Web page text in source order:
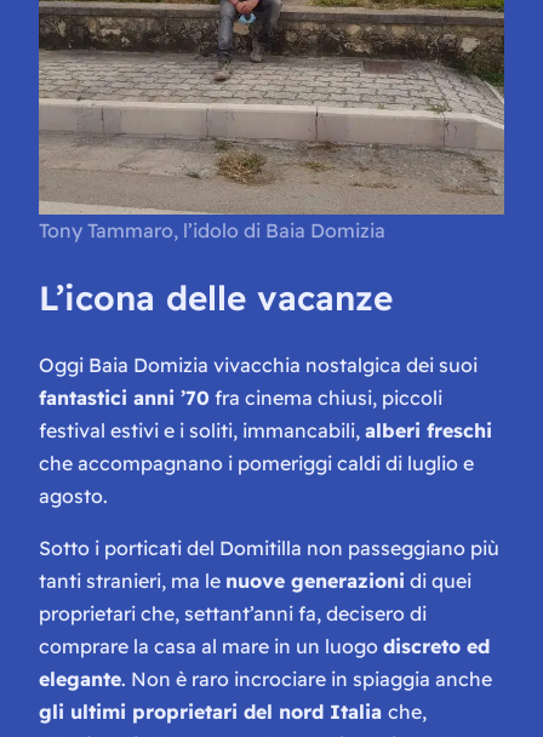
Tony Tammaro, l’idolo di Baia Domizia
L’icona delle vacanze
Oggi Baia Domizia vivacchia nostalgica dei suoi
fantastici anni ’70 fra cinema chiusi, piccoli
festival estivi e i soliti, immancabili, alberi freschi
che accompagnano i pomeriggi caldi di luglio e
agosto.
Sotto i porticati del Domitilla non passeggiano più
tanti stranieri, ma le nuove generazioni di quei
proprietari che, settant’anni fa, decisero di
comprare la casa al mare in un luogo discreto ed
elegante. Non è raro incrociare in spiaggia anche
gli ultimi proprietari del nord Italia che,